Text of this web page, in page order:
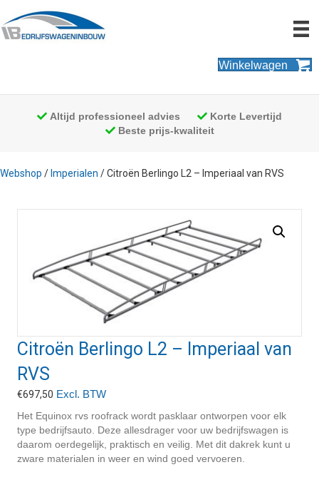
Winkelwagen
Altijd professioneel advies
Korte Levertijd
Beste prijs-kwaliteit
Webshop / Imperialen / Citroën Berlingo L2 – Imperiaal van RVS
Citroën Berlingo L2 – Imperiaal van
RVS
€697,50 Excl. BTW
Het Equinox rvs roofrack wordt pasklaar ontworpen voor elk
type bedrijfsauto. Deze allesdrager voor uw bedrijfswagen is
daarom oerdegelijk, praktisch en veilig. Met dit dakrek kunt u
zware materialen in weer en wind goed vervoeren.